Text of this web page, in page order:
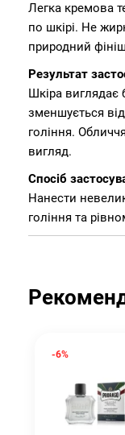
Легка кремова
по шкірі. Не
природний
Результат
Шкіра виглядає
зменшується
гоління.
вигляд.
Спосіб
Нанести
гоління та
-6%